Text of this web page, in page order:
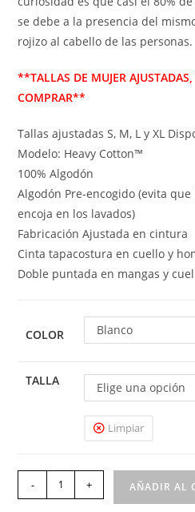
se debe a la presencia del
rojizo al cabello de las personas.
**TALLAS DE MUJER
COMPRAR**
Tallas ajustadas S, M, L y XL
Modelo: Heavy Cotton™
100% Algodón
Algodón Pre-encogido (evita
encoja en los lavados)
Fabricación Ajustada en cintura
Cinta tapacostura en cuello y
Doble puntada en mangas y
COLOR Blanco
TALLA Elige una opción
Limpiar
- + AÑADIR AL